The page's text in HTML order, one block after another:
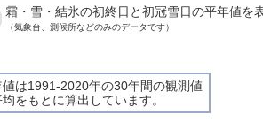
霜・雪・結氷の初終日と初冠雪日の平年値を
（気象台、測候所などのみのデータです）
値は1991-2020年の30年間の観測値
をもとに算出しています。